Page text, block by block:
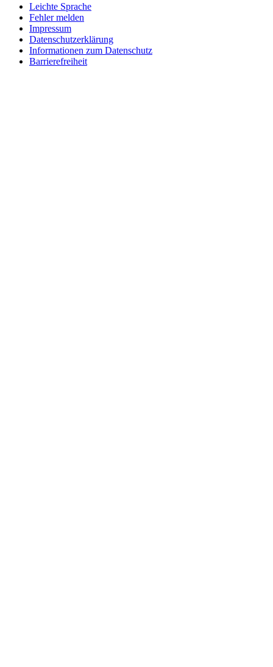
Leichte Sprache
Fehler melden
Impressum
Datenschutzerklärung
Informationen zum Datenschutz
Barrierefreiheit